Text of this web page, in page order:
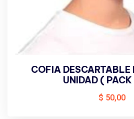
COFIA
UNIDAD (
$ 50,00